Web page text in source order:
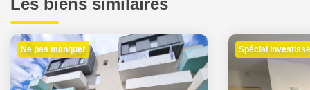
Ne pas manquer Spécial